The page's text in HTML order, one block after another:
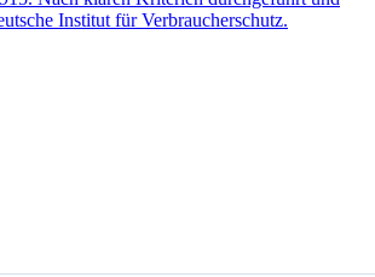
Institut für Verbraucherschutz.